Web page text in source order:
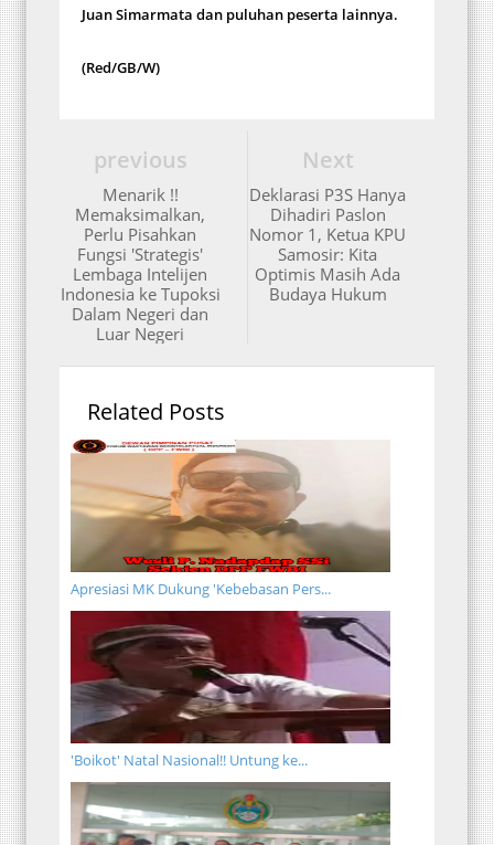
Juan Simarmata dan puluhan peserta lainnya.
(Red/GB/W)
Next
Deklarasi P3S Hanya
Dihadiri Paslon
Nomor 1, Ketua KPU
Samosir: Kita
Optimis Masih Ada
Budaya Hukum
previous
Menarik !!
Memaksimalkan,
Perlu Pisahkan
Fungsi 'Strategis'
Lembaga Intelijen
Indonesia ke Tupoksi
Dalam Negeri dan
Luar Negeri
Related Posts
Apresiasi MK Dukung 'Kebebasan Pers...
'Boikot' Natal Nasional!! Untung ke...